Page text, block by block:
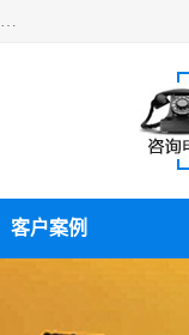
扬州市斯拜秀电缆厂专业生产：弹性电缆、弹簧电缆线、挂车螺旋线、螺旋电缆、弹簧线、螺旋线、耐海水电缆、连接线等。欢迎来电咨询！
客户案例